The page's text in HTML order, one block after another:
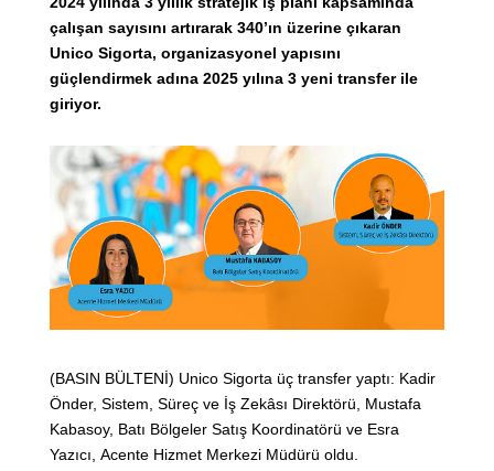
çalışan sayısını artırarak 340’ın üzerine çıkaran
Unico Sigorta, organizasyonel yapısını
güçlendirmek adına 2025 yılına 3 yeni transfer ile
giriyor.
(BASIN BÜLTENİ) Unico Sigorta üç transfer yaptı: Kadir
Önder, Sistem, Süreç ve İş Zekâsı Direktörü, Mustafa
Kabasoy, Batı Bölgeler Satış Koordinatörü ve Esra
Yazıcı, Acente Hizmet Merkezi Müdürü oldu.